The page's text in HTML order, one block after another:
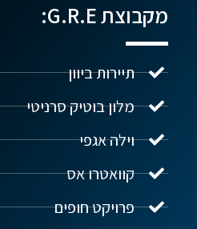
מקבוצת G.R.E:
תיירות ביוון
מלון בוטיק סרניטי
וילה אגפי
קוואטרו אס
פרויקט חופים
נדל"ן ביוון G.R.E
שלום! איך אפשר לעזור?